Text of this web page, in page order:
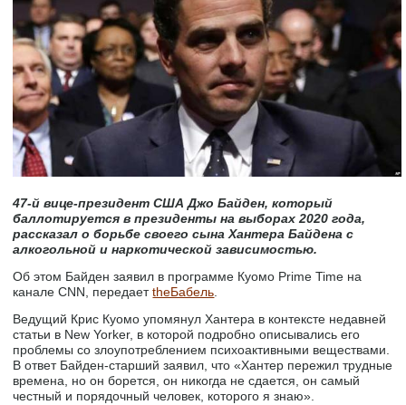
47-й вице-президент США Джо Байден, который
баллотируется в президенты на выборах 2020 года,
рассказал о борьбе своего сына Хантера Байдена с
алкогольной и наркотической зависимостью.
Об этом Байден заявил в программе Куомо Prime Time на
канале CNN, передаетtheБабель.
Ведущий Крис Куомо упомянул Хантера в контексте недавней
статьи в New Yorker, в которой подробно описывались его
проблемы со злоупотреблением психоактивными веществами.
В ответ Байден-старший заявил, что «Хантер пережил трудные
времена, но он борется, он никогда не сдается, он самый
честный и порядочный человек, которого я знаю».